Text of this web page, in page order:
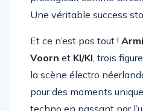
prestigieux comme
Et ce n’est pas tout !
VoornetKI/KI, trois
la scène électro
pour des moments